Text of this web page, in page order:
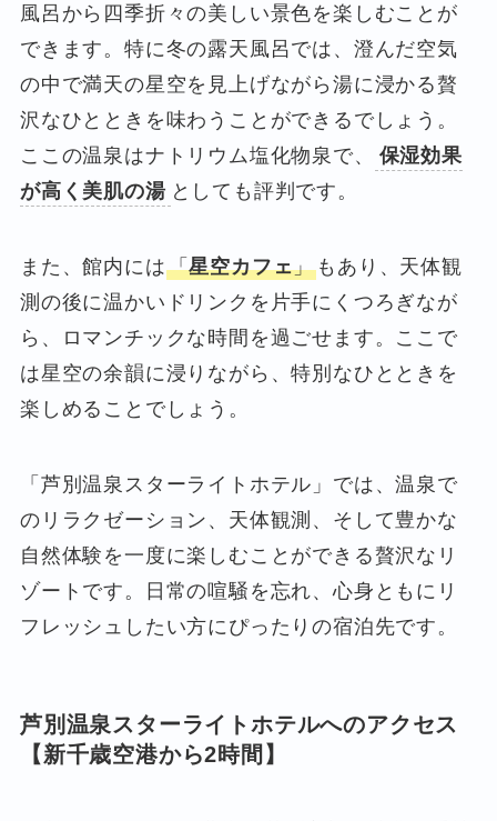
風呂から四季折々の美しい景色を楽しむことが
できます。特に冬の露天風呂では、澄んだ空気
の中で満天の星空を見上げながら湯に浸かる贅
沢なひとときを味わうことができるでしょう。
ここの温泉はナトリウム塩化物泉で、
保湿効果
が高く美肌の湯 としても評判です。
また、館内には「星空カフェ」 もあり、天体観
測の後に温かいドリンクを片手にくつろぎなが
ら、ロマンチックな時間を過ごせます。ここで
は星空の余韻に浸りながら、特別なひとときを
楽しめることでしょう。
「芦別温泉スターライトホテル」では、温泉で
のリラクゼーション、天体観測、そして豊かな
自然体験を一度に楽しむことができる贅沢なリ
ゾートです。日常の喧騒を忘れ、心身ともにリ
フレッシュしたい方にぴったりの宿泊先です。
芦別温泉スターライトホテルへのアクセス
【新千歳空港から2時間】